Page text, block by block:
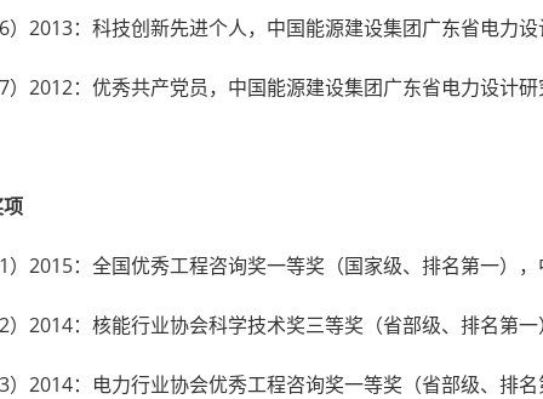
6）2013：科技创新先进个人，中国能源建设集团广东省电力
7）2012：优秀共产党员，中国能源建设集团广东省电力设计
1）2015：全国优秀工程咨询奖一等奖（国家级、排名第一）
2）2014：核能行业协会科学技术奖三等奖（省部级、排名第
3）2014：电力行业协会优秀工程咨询奖一等奖（省部级、排